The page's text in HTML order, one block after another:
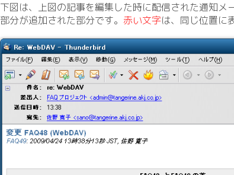
下図は、上図の記事を編集した時に配信された通知メ
部分が追加された部分です。 赤い文字は、同じ位置に